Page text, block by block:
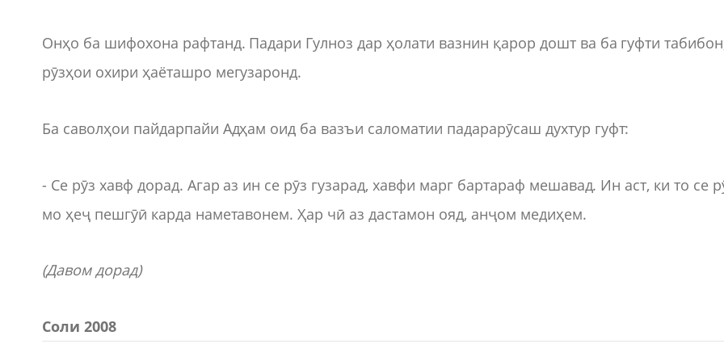
Онҳо ба шифохона рафтанд. Падари Гулноз дар ҳолати вазнин қарор дошт ва ба гуфти
рӯзҳои охири ҳаёташро мегузаронд.
Ба саволҳои пайдарпайи Адҳам оид ба вазъи саломатии падарарӯсаш духтур гуфт:
- Се рӯз хавф дорад. Агар аз ин се рӯз гузарад, хавфи марг бартараф мешавад. Ин аст, ки то се
мо ҳеҷ пешгӯӣ карда наметавонем. Ҳар чӣ аз дастамон ояд, анҷом медиҳем.
(Давом дорад)
Соли 2008